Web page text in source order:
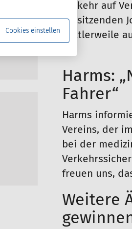
Verkehr auf
Vorsitzenden
mittlerweile
Harms:
Fahrer“
Harms
Vereins, der
bei der
freuen uns,
Weitere
Cookies einstellen